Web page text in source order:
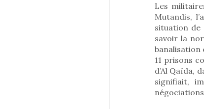
Les
Mutandis,
situation de
savoir la
banalisation
11 prisons
d’Al Qaïda,
signifiait,